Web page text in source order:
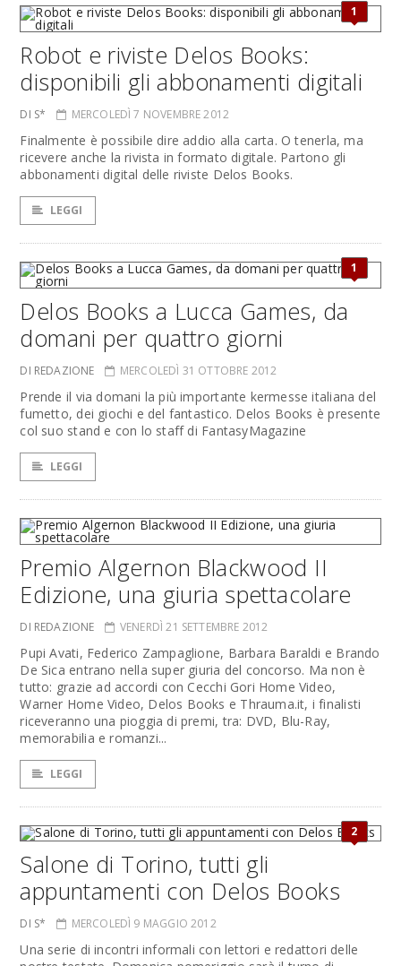
1
Robot e riviste Delos Books:
disponibili gli abbonamenti digitali
DI S* MERCOLEDÌ 7 NOVEMBRE 2012
Finalmente è possibile dire addio alla carta. O tenerla, ma
ricevere anche la rivista in formato digitale. Partono gli
abbonamenti digital delle riviste Delos Books.
LEGGI
1
Delos Books a Lucca Games, da
domani per quattro giorni
DI REDAZIONE MERCOLEDÌ 31 OTTOBRE 2012
Prende il via domani la più importante kermesse italiana del
fumetto, dei giochi e del fantastico. Delos Books è presente
col suo stand e con lo staff di FantasyMagazine
LEGGI
Premio Algernon Blackwood II
Edizione, una giuria spettacolare
DI REDAZIONE VENERDÌ 21 SETTEMBRE 2012
Pupi Avati, Federico Zampaglione, Barbara Baraldi e Brando
De Sica entrano nella super giuria del concorso. Ma non è
tutto: grazie ad accordi con Cecchi Gori Home Video,
Warner Home Video, Delos Books e Thrauma.it, i finalisti
riceveranno una pioggia di premi, tra: DVD, Blu-Ray,
memorabilia e romanzi...
LEGGI
2
Salone di Torino, tutti gli
appuntamenti con Delos Books
DI S* MERCOLEDÌ 9 MAGGIO 2012
Una serie di incontri informali con lettori e redattori delle